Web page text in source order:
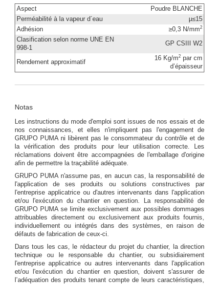
Aspect
Poudre BLANCHE
Perméabilité à la vapeur d´eau
µ≤15
Adhésion
≥0,3 N/mm2
Clasification selon norme UNE EN
998-1
GP CSIII W2
Rendement approximatif
16 Kg/m2 par cm
d’épaisseur
Notas
Les instructions du mode d'emploi sont issues de nos essais et de
nos connaissances, et elles n'impliquent pas l'engagement de
GRUPO PUMA ni libèrent pas le consommateur du contrôle et de
la vérification des produits pour leur utilisation correcte. Les
réclamations doivent être accompagnées de l'emballage d'origine
afin de permettre la traçabilité adéquate.
GRUPO PUMA n'assume pas, en aucun cas, la responsabilité de
l'application de ses produits ou solutions constructives par
l'entreprise applicatrice ou d'autres intervenants dans l'application
et/ou l'exécution du chantier en question. La responsabilité de
GRUPO PUMA se limite exclusivement aux possibles dommages
attribuables directement ou exclusivement aux produits fournis,
individuellement ou intégrés dans des systèmes, en raison de
défauts de fabrication de ceux-ci.
Dans tous les cas, le rédacteur du projet du chantier, la direction
technique ou le responsable du chantier, ou subsidiairement
l'entreprise applicatrice ou autres intervenants dans l'application
et/ou l'exécution du chantier en question, doivent s'assurer de
l’adéquation des produits tenant compte de leurs caractéristiques,